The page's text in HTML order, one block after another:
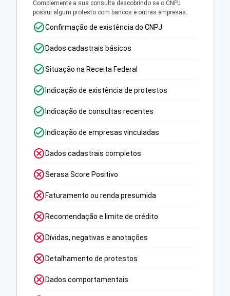
Complemente a sua consulta descobrindo se o CNPJ
possui algum protesto com bancos e outras empresas.
Confirmação de existência do CNPJ
Dados cadastrais básicos
Situação na Receita Federal
Indicação de existência de protestos
Indicação de consultas recentes
Indicação de empresas vinculadas
Dados cadastrais completos
Serasa Score Positivo
Faturamento ou renda presumida
Recomendação e limite de crédito
Dívidas, negativas e anotações
Detalhamento de protestos
Dados comportamentais